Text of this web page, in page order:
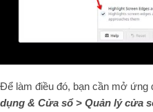
Để làm điều đó, bạn cần mở ứng
dụng & Cửa sổ > Quản lý cửa